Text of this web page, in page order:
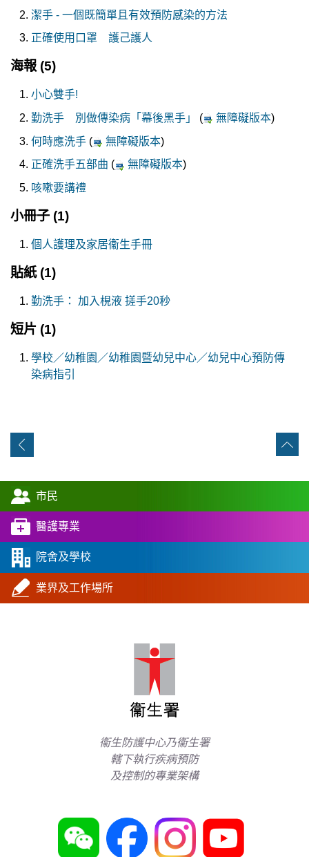
潔手 - 一個既簡單且有效預防感染的方法
正確使用口罩 護己護人
海報 (5)
小心雙手!
勤洗手 別做傳染病「幕後黑手」 ( 無障礙版本)
何時應洗手 ( 無障礙版本)
正確洗手五部曲 ( 無障礙版本)
咳嗽要講禮
小冊子 (1)
個人護理及家居衞生手冊
貼紙 (1)
勤洗手： 加入梘液 搓手20秒
短片 (1)
學校／幼稚園／幼稚園暨幼兒中心／幼兒中心預防傳
染病指引
市民
醫護專業
院舍及學校
業界及工作場所
衞生防護中心乃衞生署
轄下執行疾病預防
及控制的專業架構